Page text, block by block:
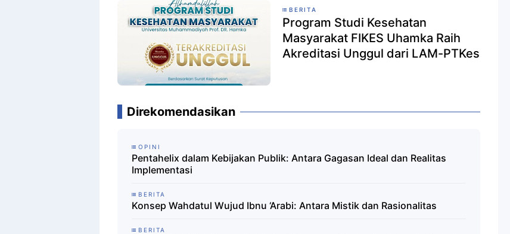
BERITA
Program Studi Kesehatan
Masyarakat FIKES Uhamka Raih
Akreditasi Unggul dari LAM-PTKes
Direkomendasikan
OPINI
Pentahelix dalam Kebijakan Publik: Antara Gagasan Ideal dan Realitas
Implementasi
BERITA
Konsep Wahdatul Wujud Ibnu ‘Arabi: Antara Mistik dan Rasionalitas
BERITA